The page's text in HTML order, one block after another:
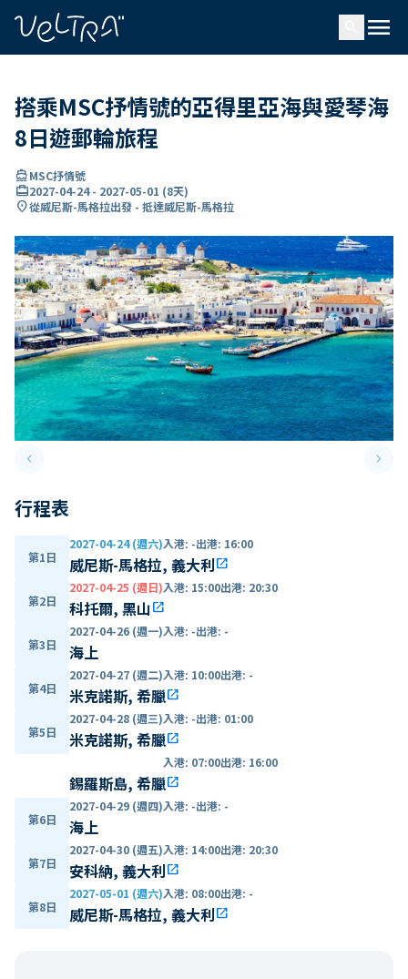
menu
搭乘MSC抒情號的亞得里亞海與愛琴海
8日遊郵輪旅程
directions_boatMSC抒情號
card_travel2027-04-24- 2027-05-01 (8天)
location_on從威尼斯-馬格拉出發 - 抵達威尼斯-馬格拉
keyboard_arrow_leftPrevious slide keyboard_arrow_right
行程表
第1日
2027-04-24 (週六)入港: -出港: 16:00
威尼斯-馬格拉, 義大利open_in_new
第2日
2027-04-25 (週日)入港: 15:00出港: 20:30
科托爾, 黑山 open_in_new
第3日
2027-04-26 (週一)入港: -出港: -
海上
第4日
2027-04-27 (週二)入港: 10:00出港: -
米克諾斯, 希臘open_in_new
第5日
2027-04-28 (週三)入港: -出港: 01:00
米克諾斯, 希臘open_in_new
入港: 07:00出港: 16:00
錫羅斯島, 希臘open_in_new
第6日
2027-04-29 (週四)入港: -出港: -
海上
第7日
2027-04-30 (週五)入港: 14:00出港: 20:30
安科納, 義大利open_in_new
第8日
2027-05-01 (週六)入港: 08:00出港: -
威尼斯-馬格拉, 義大利open_in_new